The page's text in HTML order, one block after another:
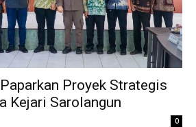
Proyek Strategis
Kejari Sarolangun
0